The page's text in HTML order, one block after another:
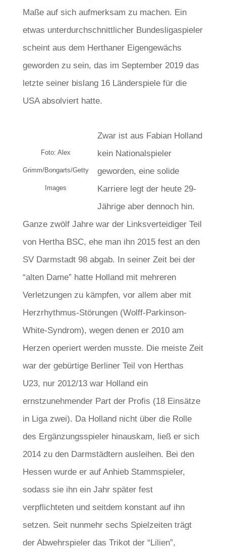
Maße auf sich aufmerksam zu machen. Ein
etwas unterdurchschnittlicher Bundesligaspieler
scheint aus dem Herthaner Eigengewächs
geworden zu sein, das im September 2019 das
letzte seiner bislang 16 Länderspiele für die
USA absolviert hatte.
Foto: Alex
Grimm/Bongarts/Getty
Images
Zwar ist aus Fabian Holland
kein Nationalspieler
geworden, eine solide
Karriere legt der heute 29-
Jährige aber dennoch hin.
Ganze zwölf Jahre war der Linksverteidiger Teil
von Hertha BSC, ehe man ihn 2015 fest an den
SV Darmstadt 98 abgab. In seiner Zeit bei der
“alten Dame” hatte Holland mit mehreren
Verletzungen zu kämpfen, vor allem aber mit
Herzrhythmus-Störungen (Wolff-Parkinson-
White-Syndrom), wegen denen er 2010 am
Herzen operiert werden musste. Die meiste Zeit
war der gebürtige Berliner Teil von Herthas
U23, nur 2012/13 war Holland ein
ernstzunehmender Part der Profis (18 Einsätze
in Liga zwei). Da Holland nicht über die Rolle
des Ergänzungsspieler hinauskam, ließ er sich
2014 zu den Darmstädtern ausleihen. Bei den
Hessen wurde er auf Anhieb Stammspieler,
sodass sie ihn ein Jahr später fest
verpflichteten und seitdem konstant auf ihn
setzen. Seit nunmehr sechs Spielzeiten trägt
der Abwehrspieler das Trikot der “Lilien”,